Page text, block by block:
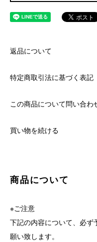
返品について
特定商取引法に基づく表記
この商品について問い合わ
買い物を続ける
商品について
※ご注意
下記の内容について、必ず
願い致します。